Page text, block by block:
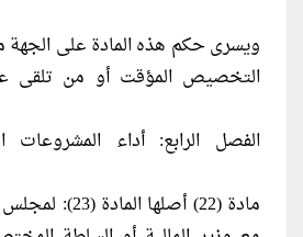
ويسرى حكم هذه المادة على الجهة
التخصيص المؤقت أو من تلقى
الفصل الرابع: أداء المشروعات
مادة (22) أصلها